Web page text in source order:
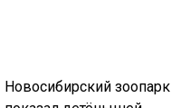
Новосибирский зоопарк